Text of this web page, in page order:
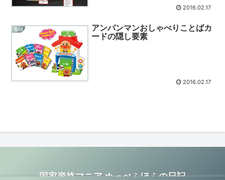
2016.02.17
趣味
アンパンマンおしゃべりことばカ
ードの隠し要素
2016.02.17
国家資格マニア ぬっぺふほふの日記